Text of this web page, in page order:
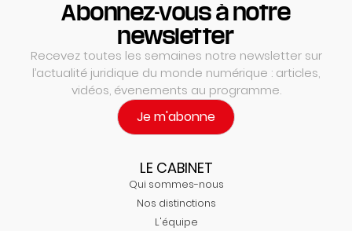
Abonnez-vous à notre
newsletter
Recevez toutes les semaines notre newsletter sur
l’actualité juridique du monde numérique : articles,
vidéos, évenements au programme.
Je m'abonne
LE CABINET
Qui sommes-nous
Nos distinctions
L'équipe